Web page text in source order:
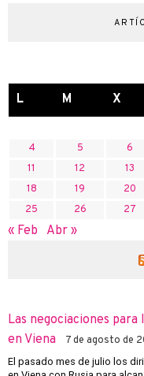
L M X
4
5 6
11
12 13
18
19 20
25
26 27
« Feb Abr »
Las negociaciones
en Viena
7 de agosto de
El pasado mes de julio los